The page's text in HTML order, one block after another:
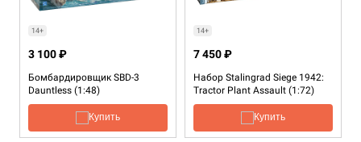
14+
Бомбардировщик SBD-3
Dauntless (1:48)
3 100 ₽
Купить
14+
Набор Stalingrad Siege 1942:
Tractor Plant Assault (1:72)
7 450 ₽
Купить